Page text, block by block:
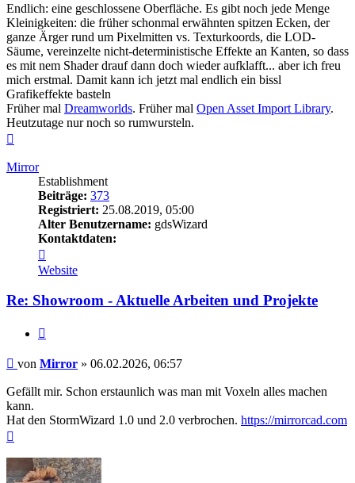
Endlich: eine geschlossene Oberfläche. Es gibt noch jede Menge
Kleinigkeiten: die früher schonmal erwähnten spitzen Ecken, der
ganze Ärger rund um Pixelmitten vs. Texturkoords, die LOD-
Säume, vereinzelte nicht-deterministische Effekte an Kanten, so dass
es mit nem Shader drauf dann doch wieder aufklafft... aber ich freu
mich erstmal. Damit kann ich jetzt mal endlich ein bissl
Grafikeffekte basteln
Früher mal Dreamworlds. Früher mal Open Asset Import Library.
Heutzutage nur noch so rumwursteln.
Mirror
Establishment
Beiträge: 373
Registriert: 25.08.2019, 05:00
Alter Benutzername: gdsWizard
Kontaktdaten:
von
Mirror
Website
Re: Showroom - Aktuelle Arbeiten und Projekte
Beitrag
von Mirror » 06.02.2026, 06:57
Gefällt mir. Schon erstaunlich was man mit Voxeln alles machen
kann.
Hat den StormWizard 1.0 und 2.0 verbrochen. https://mirrorcad.com